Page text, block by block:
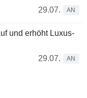
29.07.
AN
und erhöht Luxus-
29.07.
AN